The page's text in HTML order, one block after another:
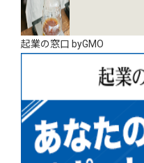
起業の窓口 byGMO